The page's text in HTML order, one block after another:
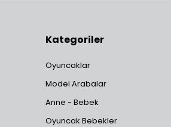
Kategoriler
Oyuncaklar
Model Arabalar
Anne - Bebek
Oyuncak Bebekler